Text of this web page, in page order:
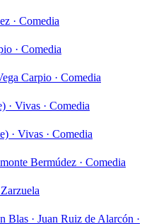
· Comedia
· Comedia
Carpio · Comedia
· Vivas · Comedia
· Vivas · Comedia
Bermúdez · Comedia
Zarzuela
Blas · Juan Ruiz de Alarcón ·